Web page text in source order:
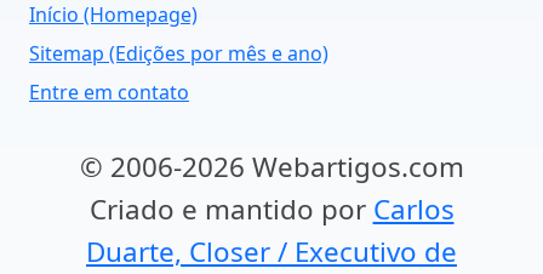
Início (Homepage)
Sitemap (Edições por mês e ano)
Entre em contato
© 2006-2026 Webartigos.com
Criado e mantido por Carlos
Duarte, Closer / Executivo de